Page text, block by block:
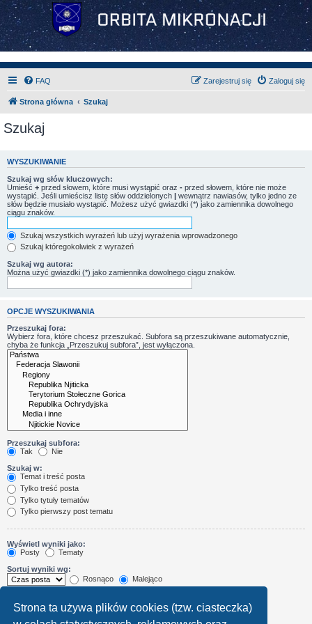
Strona ta używa plików cookies (tzw. ciasteczka)
FAQ Zaloguj się
Zarejestruj się
Strona główna Szukaj
Szukaj
WYSZUKIWANIE
Szukaj wg słów kluczowych:
Umieść + przed słowem, które musi wystąpić oraz - przed słowem, które nie może
wystąpić. Jeśli umieścisz listę słów oddzielonych | wewnątrz nawiasów, tylko jedno ze
słów będzie musiało wystąpić. Możesz użyć gwiazdki (*) jako zamiennika dowolnego
ciągu znaków.
Szukaj wszystkich wyrażeń lub użyj wyrażenia wprowadzonego
Szukaj któregokolwiek z wyrażeń
Szukaj wg autora:
Można użyć gwiazdki (*) jako zamiennika dowolnego ciągu znaków.
OPCJE WYSZUKIWANIA
Przeszukaj fora:
Wybierz fora, które chcesz przeszukać. Subfora są przeszukiwane automatycznie,
chyba że funkcja „Przeszukuj subfora”, jest wyłączona.
Przeszukaj subfora:
Tak
Nie
Szukaj w:
Temat i treść posta
Tylko treść posta
Tylko tytuły tematów
Tylko pierwszy post tematu
Wyświetl wyniki jako:
Posty
Tematy
Sortuj wyniki wg:
Rosnąco
Malejąco